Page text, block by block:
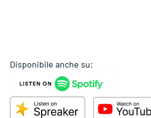
Disponibile anche su: